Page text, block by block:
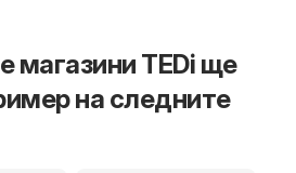
магазини TEDi ще
на следните